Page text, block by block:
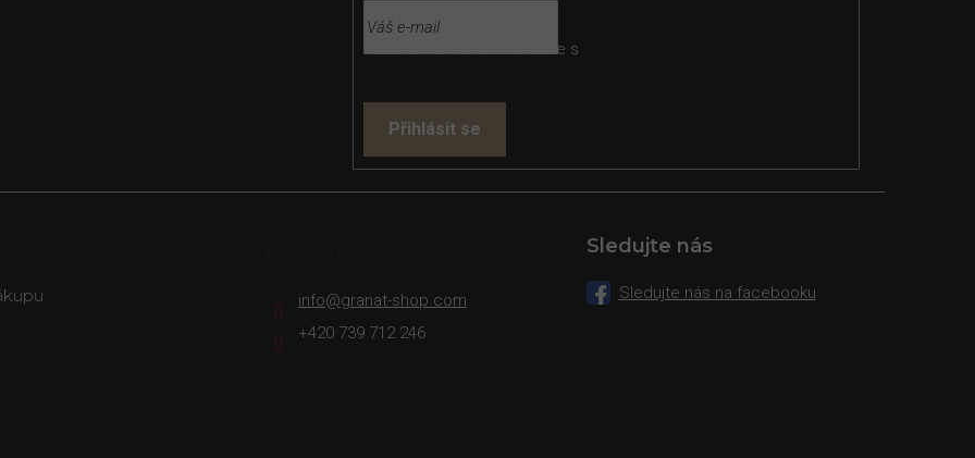
Vložením e-mailu souhlasíte s
Přihlásit se
info@granat-shop.com
+420 739 712 246
Sledujte nás
Sledujte nás na facebooku